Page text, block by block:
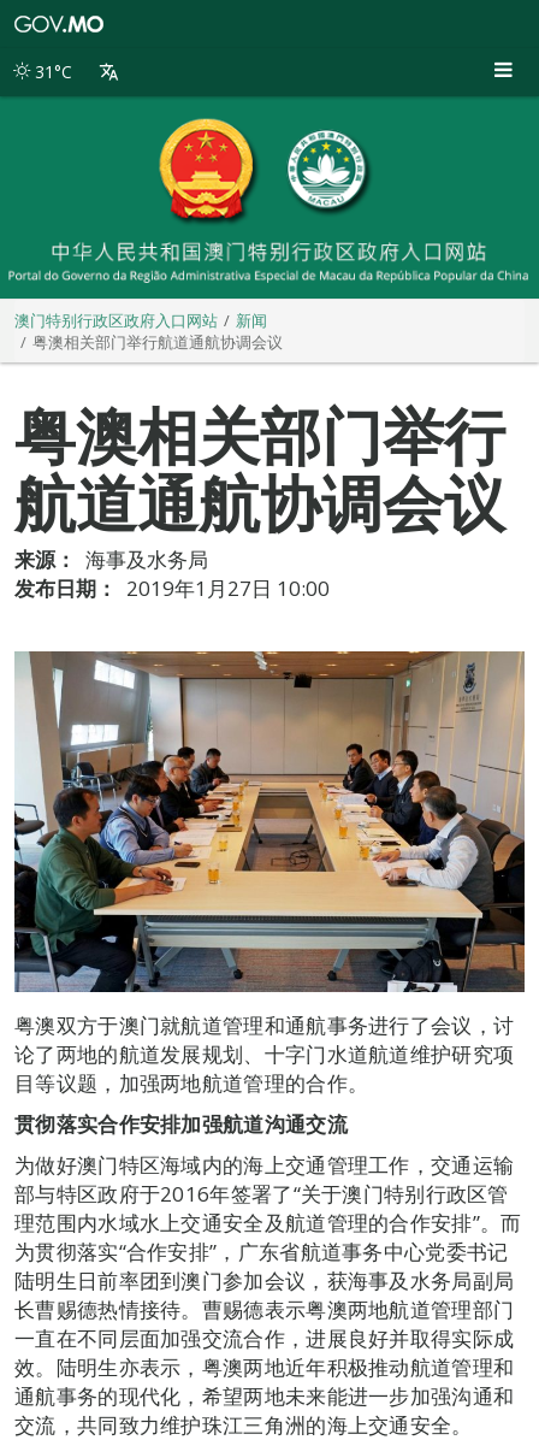
别
31°C
澳门特别行政区政府入口网站
新闻
粤澳相关部门举行航道通航协调会议
粤澳相关部门举行
航道通航协调会议
来源：
海事及水务局
发布日期：
2019年1月27日 10:00
粤澳双方于澳门就航道管理和通航事务进行了会议，讨
论了两地的航道发展规划、十字门水道航道维护研究项
目等议题，加强两地航道管理的合作。
贯彻落实合作安排加强航道沟通交流
为做好澳门特区海域内的海上交通管理工作，交通运输
部与特区政府于2016年签署了“关于澳门特别行政区管
理范围内水域水上交通安全及航道管理的合作安排”。而
为贯彻落实“合作安排”，广东省航道事务中心党委书记
陆明生日前率团到澳门参加会议，获海事及水务局副局
长曹赐德热情接待。曹赐德表示粤澳两地航道管理部门
一直在不同层面加强交流合作，进展良好并取得实际成
效。陆明生亦表示，粤澳两地近年积极推动航道管理和
通航事务的现代化，希望两地未来能进一步加强沟通和
交流，共同致力维护珠江三角洲的海上交通安全。